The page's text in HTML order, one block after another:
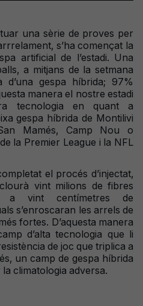
una sèrie de proves per
s’ha començat la
artificial de l’estadi. Una
a mitjans de la setmana
gespa híbrida; 97%
manera el nostre estadi
tecnologia en quant a
gespa híbrida de Montilivi
Mamés, Camp Nou o
la Premier League i la NFL
el procés d’injectat,
vint milions de fibres
a vint centímetres de
s’enroscaran les arrels de
fortes. D’aquesta manera
d’alta tecnologia que li
de joc que triplica a
un camp de gespa híbrida
climatologia adversa.